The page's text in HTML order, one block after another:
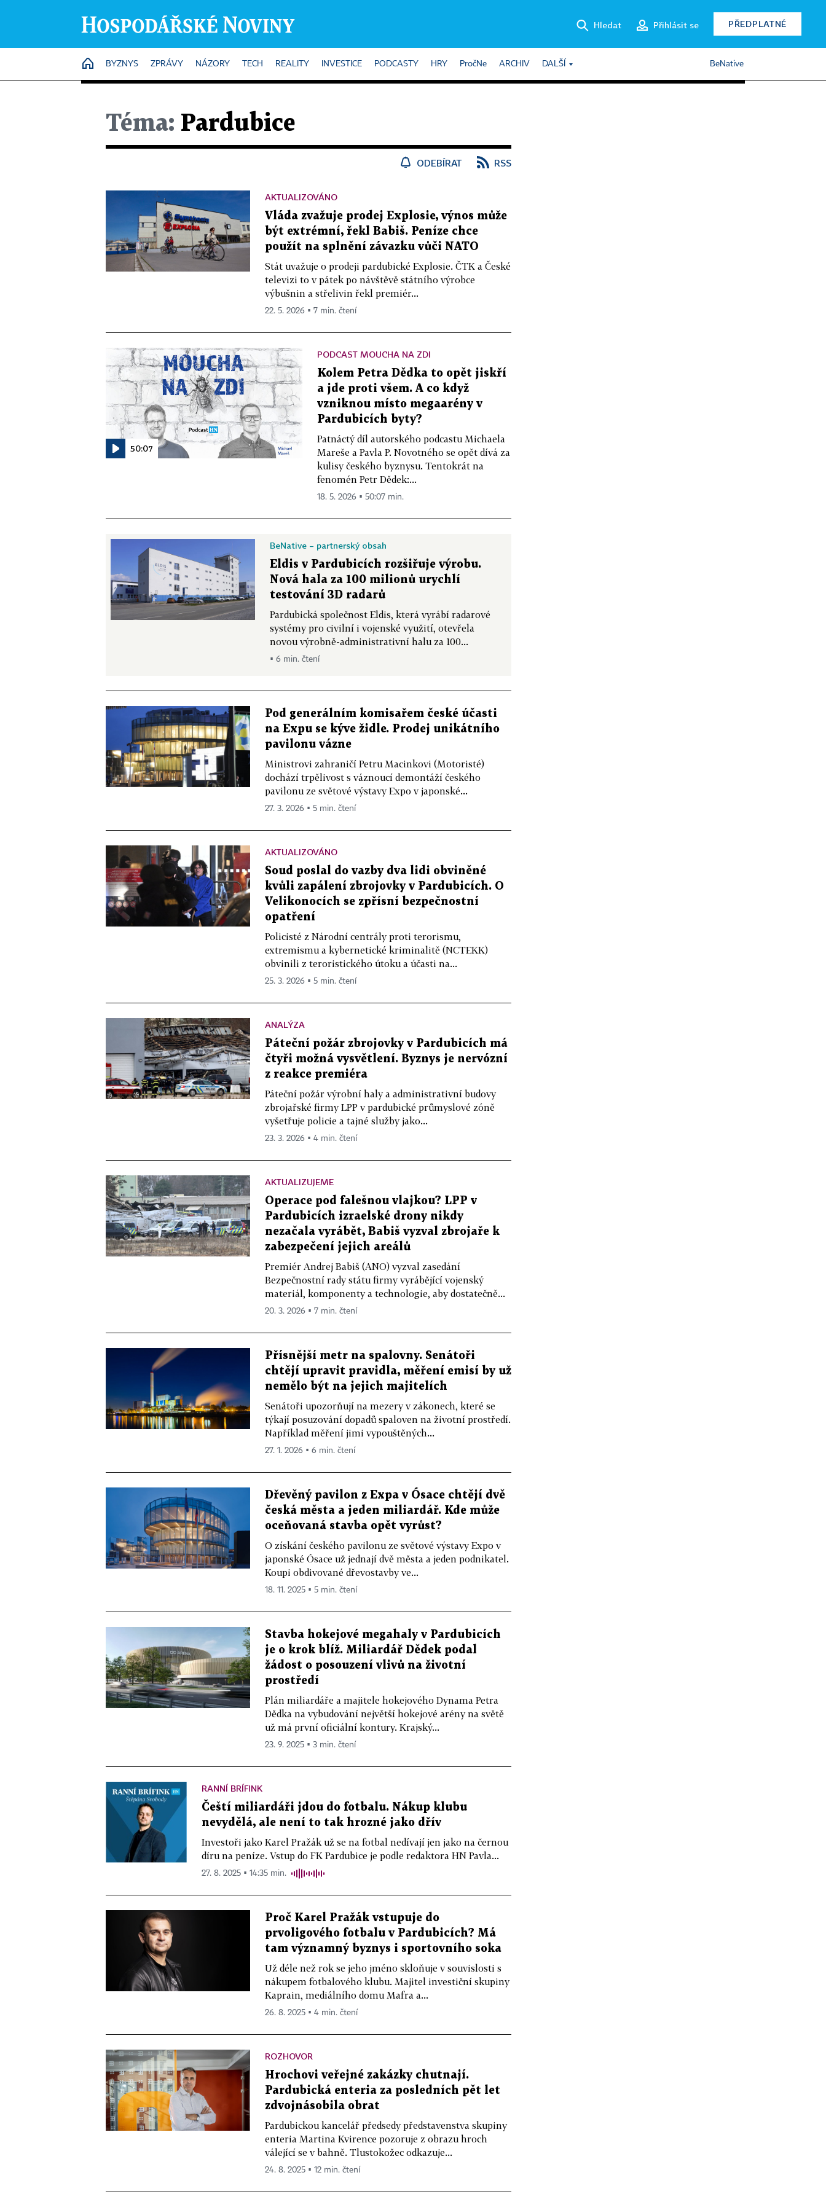
Hledat Přihlásit se PŘEDPLATNÉ
HOME
BYZNYS ZPRÁVY NÁZORY TECH REALITY INVESTICE PODCASTY HRY PročNe ARCHIV DALŠÍ BeNative
Téma: Pardubice
ODEBÍRAT RSS
AKTUALIZOVÁNO
Vláda zvažuje prodej Explosie, výnos může
být extrémní, řekl Babiš. Peníze chce
použít na splnění závazku vůči NATO
Stát uvažuje o prodeji pardubické Explosie. ČTK a České
televizi to v pátek po návštěvě státního výrobce
výbušnin a střelivin řekl premiér...
22. 5. 2026 ▪ 7 min. čtení
50:07
PODCAST MOUCHA NA ZDI
Kolem Petra Dědka to opět jiskří
a jde proti všem. A co když
vzniknou místo megaarény v
Pardubicích byty?
Patnáctý díl autorského podcastu Michaela
Mareše a Pavla P. Novotného se opět dívá za
kulisy českého byznysu. Tentokrát na
fenomén Petr Dědek:...
18. 5. 2026 ▪ 50:07 min.
BeNative – partnerský obsah
Eldis v Pardubicích rozšiřuje výrobu.
Nová hala za 100 milionů urychlí
testování 3D radarů
Pardubická společnost Eldis, která vyrábí radarové
systémy pro civilní i vojenské využití, otevřela
novou výrobně-administrativní halu za 100...
▪ 6 min. čtení
Pod generálním komisařem české účasti
na Expu se kýve židle. Prodej unikátního
pavilonu vázne
Ministrovi zahraničí Petru Macinkovi (Motoristé)
dochází trpělivost s váznoucí demontáží českého
pavilonu ze světové výstavy Expo v japonské...
27. 3. 2026 ▪ 5 min. čtení
AKTUALIZOVÁNO
Soud poslal do vazby dva lidi obviněné
kvůli zapálení zbrojovky v Pardubicích. O
Velikonocích se zpřísní bezpečnostní
opatření
Policisté z Národní centrály proti terorismu,
extremismu a kybernetické kriminalitě (NCTEKK)
obvinili z teroristického útoku a účasti na...
25. 3. 2026 ▪ 5 min. čtení
ANALÝZA
Páteční požár zbrojovky v Pardubicích má
čtyři možná vysvětlení. Byznys je nervózní
z reakce premiéra
Páteční požár výrobní haly a administrativní budovy
zbrojařské firmy LPP v pardubické průmyslové zóně
vyšetřuje policie a tajné služby jako...
23. 3. 2026 ▪ 4 min. čtení
AKTUALIZUJEME
Operace pod falešnou vlajkou? LPP v
Pardubicích izraelské drony nikdy
nezačala vyrábět, Babiš vyzval zbrojaře k
zabezpečení jejich areálů
Premiér Andrej Babiš (ANO) vyzval zasedání
Bezpečnostní rady státu firmy vyrábějící vojenský
materiál, komponenty a technologie, aby dostatečně...
20. 3. 2026 ▪ 7 min. čtení
Přísnější metr na spalovny. Senátoři
chtějí upravit pravidla, měření emisí by už
nemělo být na jejich majitelích
Senátoři upozorňují na mezery v zákonech, které se
týkají posuzování dopadů spaloven na životní prostředí.
Například měření jimi vypouštěných...
27. 1. 2026 ▪ 6 min. čtení
Dřevěný pavilon z Expa v Ósace chtějí dvě
česká města a jeden miliardář. Kde může
oceňovaná stavba opět vyrůst?
O získání českého pavilonu ze světové výstavy Expo v
japonské Ósace už jednají dvě města a jeden podnikatel.
Koupi obdivované dřevostavby ve...
18. 11. 2025 ▪ 5 min. čtení
Stavba hokejové megahaly v Pardubicích
je o krok blíž. Miliardář Dědek podal
žádost o posouzení vlivů na životní
prostředí
Plán miliardáře a majitele hokejového Dynama Petra
Dědka na vybudování největší hokejové arény na světě
už má první oficiální kontury. Krajský...
23. 9. 2025 ▪ 3 min. čtení
RANNÍ BRÍFINK
Čeští miliardáři jdou do fotbalu. Nákup klubu
nevydělá, ale není to tak hrozné jako dřív
Investoři jako Karel Pražák už se na fotbal nedívají jen jako na černou
díru na peníze. Vstup do FK Pardubice je podle redaktora HN Pavla...
27. 8. 2025 ▪ 14:35 min.
Proč Karel Pražák vstupuje do
prvoligového fotbalu v Pardubicích? Má
tam významný byznys i sportovního soka
Už déle než rok se jeho jméno skloňuje v souvislosti s
nákupem fotbalového klubu. Majitel investiční skupiny
Kaprain, mediálního domu Mafra a...
26. 8. 2025 ▪ 4 min. čtení
ROZHOVOR
Hrochovi veřejné zakázky chutnají.
Pardubická enteria za posledních pět let
zdvojnásobila obrat
Pardubickou kancelář předsedy představenstva skupiny
enteria Martina Kvirence pozoruje z obrazu hroch
válející se v bahně. Tlustokožec odkazuje...
24. 8. 2025 ▪ 12 min. čtení